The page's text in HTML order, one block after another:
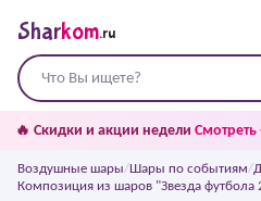
Sharkom.ru
🔥 Скидки и акции недели
Воздушные шары/Шары по событиям/
Композиция из шаров "Звезда футбола